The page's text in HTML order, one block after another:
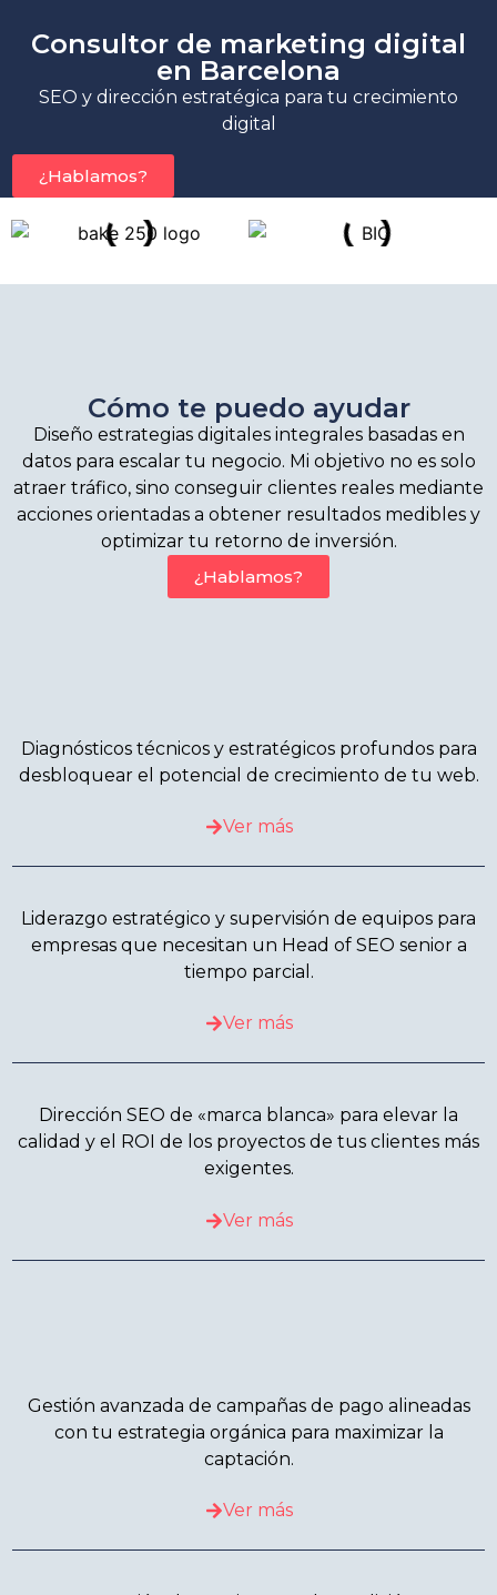
Consultor de marketing digital
en Barcelona
SEO y dirección estratégica para tu crecimiento
digital
¿Hablamos?
Cómo te puedo ayudar
Diseño estrategias digitales integrales basadas en
datos para escalar tu negocio. Mi objetivo no es solo
atraer tráfico, sino conseguir clientes reales mediante
acciones orientadas a obtener resultados medibles y
optimizar tu retorno de inversión.
¿Hablamos?
Diagnósticos técnicos y estratégicos profundos para
desbloquear el potencial de crecimiento de tu web.
Ver más
Liderazgo estratégico y supervisión de equipos para
empresas que necesitan un Head of SEO senior a
tiempo parcial.
Ver más
Dirección SEO de «marca blanca» para elevar la
calidad y el ROI de los proyectos de tus clientes más
exigentes.
Ver más
Gestión avanzada de campañas de pago alineadas
con tu estrategia orgánica para maximizar la
captación.
Ver más